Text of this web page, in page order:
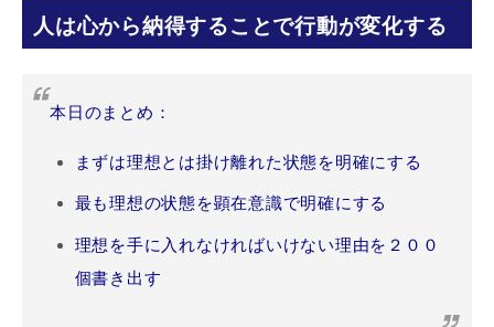
人は心から納得することで行動が変化する
本日のまとめ：
まずは理想とは掛け離れた状態を明確にする
最も理想の状態を顕在意識で明確にする
理想を手に入れなければいけない理由を２００
個書き出す